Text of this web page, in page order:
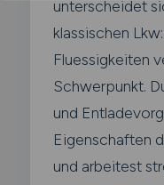
unterscheidet
klassischen
Fluessigkeiten
Schwerpunkt.
und
Eigenschaften
und arbeitest